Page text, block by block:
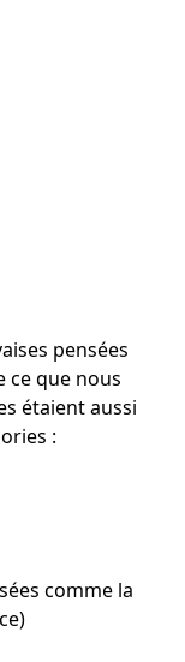
pensées
ce que nous
étaient aussi
:
comme la